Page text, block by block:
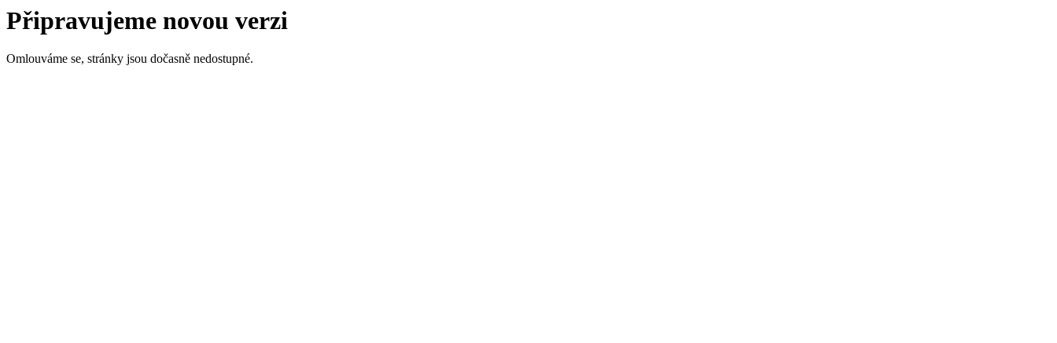
Připravujeme novou verzi
Omlouváme se, stránky jsou dočasně nedostupné.